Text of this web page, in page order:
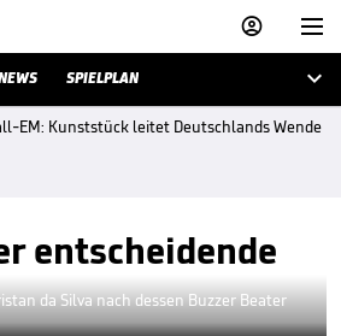


SPIELPLAN 
EM: Kunststück leitet Deutschlands Wende
entscheidende
da Silva nach dessen Buzzer Beater